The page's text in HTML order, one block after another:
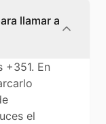
llamar a
En
el